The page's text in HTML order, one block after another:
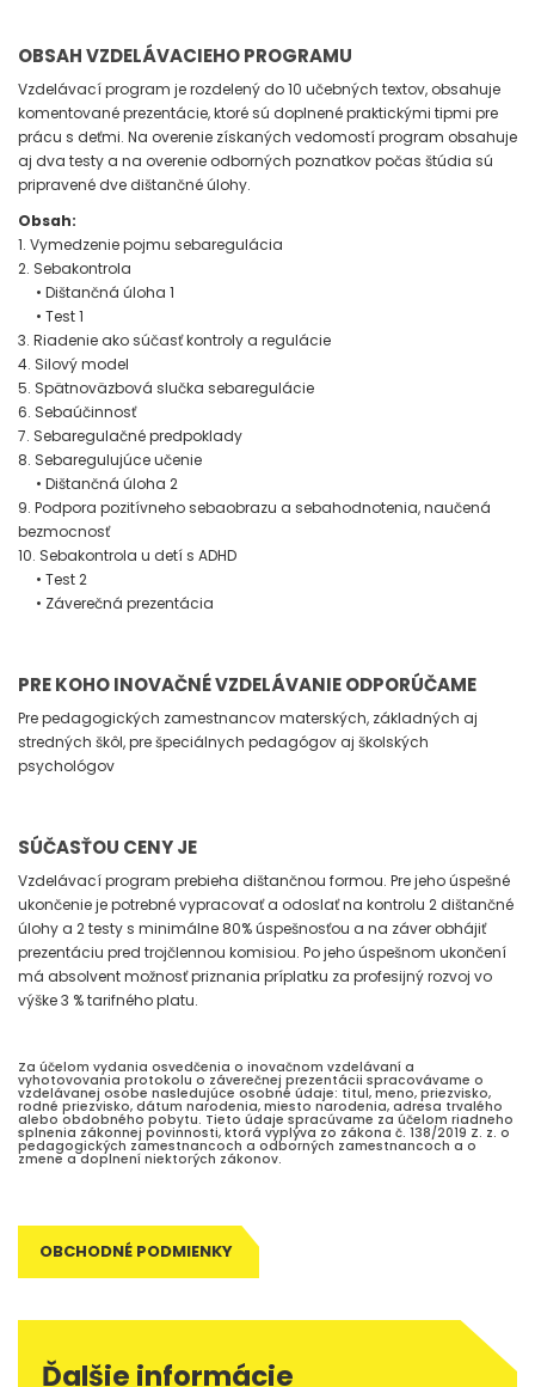
OBSAH VZDELÁVACIEHO PROGRAMU
Vzdelávací program je rozdelený do 10 učebných textov, obsahuje
komentované prezentácie, ktoré sú doplnené praktickými tipmi pre
prácu s deťmi. Na overenie získaných vedomostí program obsahuje
aj dva testy a na overenie odborných poznatkov počas štúdia sú
pripravené dve dištančné úlohy.
Obsah:
1. Vymedzenie pojmu sebaregulácia
2. Sebakontrola
• Dištančná úloha 1
• Test 1
3. Riadenie ako súčasť kontroly a regulácie
4. Silový model
5. Spätnoväzbová slučka sebaregulácie
6. Sebaúčinnosť
7. Sebaregulačné predpoklady
8. Sebaregulujúce učenie
• Dištančná úloha 2
9. Podpora pozitívneho sebaobrazu a sebahodnotenia, naučená
bezmocnosť
10. Sebakontrola u detí s ADHD
• Test 2
• Záverečná prezentácia
PRE KOHO INOVAČNÉ VZDELÁVANIE ODPORÚČAME
Pre pedagogických zamestnancov materských, základných aj
stredných škôl, pre špeciálnych pedagógov aj školských
psychológov
SÚČASŤOU CENY JE
Vzdelávací program prebieha dištančnou formou. Pre jeho úspešné
ukončenie je potrebné vypracovať a odoslať na kontrolu 2 dištančné
úlohy a 2 testy s minimálne 80% úspešnosťou a na záver obhájiť
prezentáciu pred trojčlennou komisiou. Po jeho úspešnom ukončení
má absolvent možnosť priznania príplatku za profesijný rozvoj vo
výške 3 % tarifného platu.
Za účelom vydania osvedčenia o inovačnom vzdelávaní a
vyhotovovania protokolu o záverečnej prezentácii spracovávame o
vzdelávanej osobe nasledujúce osobné údaje: titul, meno, priezvisko,
rodné priezvisko, dátum narodenia, miesto narodenia, adresa trvalého
alebo obdobného pobytu. Tieto údaje spracúvame za účelom riadneho
splnenia zákonnej povinnosti, ktorá vyplýva zo zákona č. 138/2019 Z. z. o
pedagogických zamestnancoch a odborných zamestnancoch a o
zmene a doplnení niektorých zákonov.
OBCHODNÉ PODMIENKY
Ďalšie informácie